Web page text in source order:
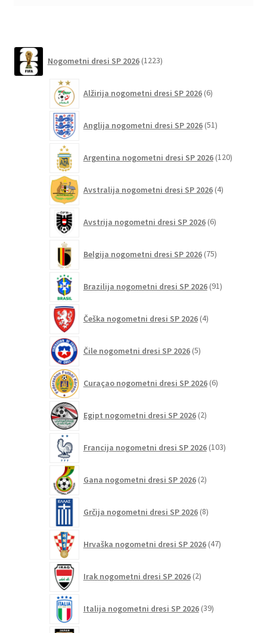
Nogometni dresi SP 2026 1223izdelkov
Alžirija nogometni dresi SP 2026 6izdelkov
Anglija nogometni dresi SP 2026 51izdelkov
Argentina nogometni dresi SP 2026 120izdelkov
Avstralija nogometni dresi SP 2026 4izdelki
Avstrija nogometni dresi SP 2026 6izdelkov
Belgija nogometni dresi SP 2026 75izdelkov
Brazilija nogometni dresi SP 2026 91izdelkov
Češka nogometni dresi SP 2026 4izdelki
Čile nogometni dresi SP 2026 5izdelkov
Curaçao nogometni dresi SP 2026 6izdelkov
Egipt nogometni dresi SP 2026 2izdelka
Francija nogometni dresi SP 2026 103izdelki
Gana nogometni dresi SP 2026 2izdelka
Grčija nogometni dresi SP 2026 8izdelkov
Hrvaška nogometni dresi SP 2026 47izdelkov
Irak nogometni dresi SP 2026 2izdelka
Italija nogometni dresi SP 2026 39izdelkov